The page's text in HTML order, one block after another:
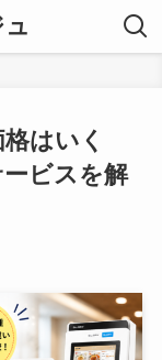
はいく
ビスを解